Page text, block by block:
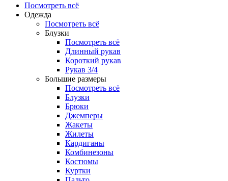
Посмотреть всё
Одежда
Посмотреть всё
Блузки
Посмотреть всё
Длинный рукав
Короткий рукав
Рукав 3/4
Большие размеры
Посмотреть всё
Блузки
Брюки
Джемперы
Жакеты
Жилеты
Кардиганы
Комбинезоны
Костюмы
Куртки